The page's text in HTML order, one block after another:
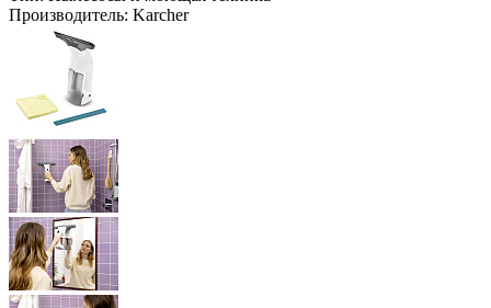
Производитель: Karcher